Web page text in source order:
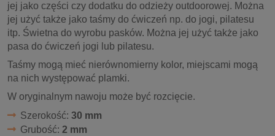
jej jako części czy dodatku do odzieży outdoorowej. Można
jej użyć także jako taśmy do ćwiczeń np. do jogi, pilatesu
itp. Świetna do wyrobu pasków. Można jej użyć także jako
pasa do ćwiczeń jogi lub pilatesu.
Taśmy mogą mieć nierównomierny kolor, miejscami mogą
na nich występować plamki.
W oryginalnym nawoju może być rozcięcie.
Szerokość: 30 mm
Grubość: 2 mm